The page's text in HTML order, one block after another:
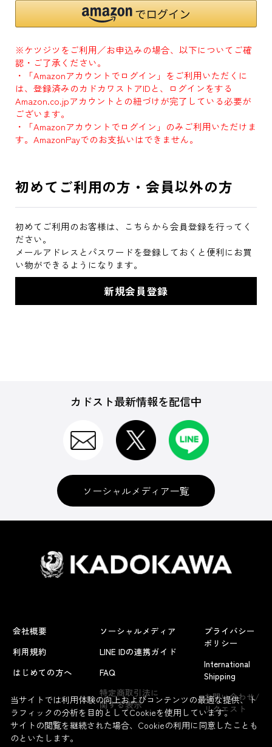
※ケツジツをご利用／お申込みの場合、以下についてご確
認・ご了承ください。
・「Amazonアカウントでログイン」をご利用いただくに
は、登録済みのカドカワストアIDと、ログインをする
Amazon.co.jpアカウントとの紐づけが完了している必要が
ございます。
・「Amazonアカウントでログイン」のみご利用いただけま
す。AmazonPayでのお支払いはできません。
初めてご利用の方・会員以外の方
初めてご利用のお客様は、こちらから会員登録を行ってく
ださい。
メールアドレスとパスワードを登録しておくと便利にお買
い物ができるようになります。
カドスト最新情報を配信中
ソーシャルメディア一覧
会社概要
利用規約
はじめての方へ
ソーシャルメディア
LINE IDの連携ガイド
FAQ
特定商取引法に
関する表示
プライバシー
ポリシー
International
Shipping
お問い合わせ/
リクエスト
当サイトでは利用体験の向上およびコンテンツの最適な提供、ト
ラフィックの分析を目的としてCookieを使用しています。
サイトの閲覧を継続された場合、Cookieの利用に同意したことも
のといたします。